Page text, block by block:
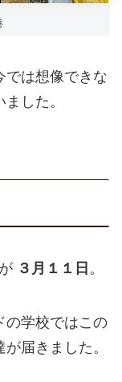
では想像できな
した。
３月１１日 。
の学校ではこの
届きました。